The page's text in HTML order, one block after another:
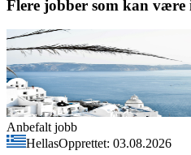
Flere jobber som kan være
Anbefalt jobb
HellasOpprettet: 03.08.2026